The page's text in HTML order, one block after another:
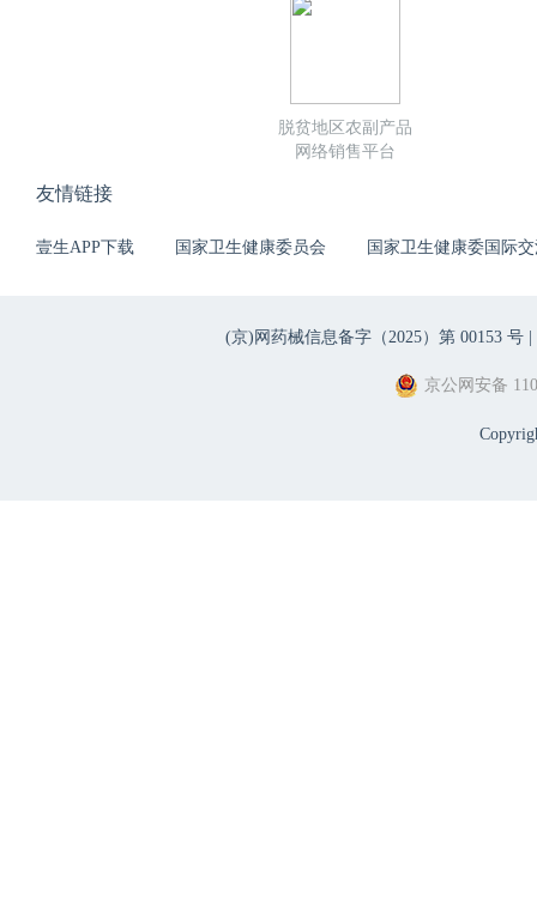
脱贫地区农副产品
网络销售平台
友情链接
壹生APP下载 国家卫生健康委员会 国家卫生健康委国际
(京)网药械信息备字（2025）第 00153 号 |
京公网安备